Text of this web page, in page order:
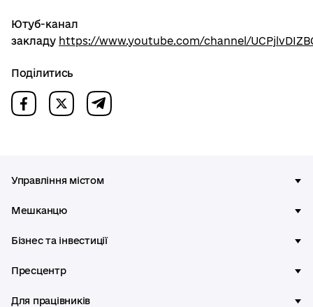
Ютуб-канал
закладу https://www.youtube.com/channel/
Поділитись
Управління містом
Мешканцю
Бізнес та інвестиції
Пресцентр
Для працівників